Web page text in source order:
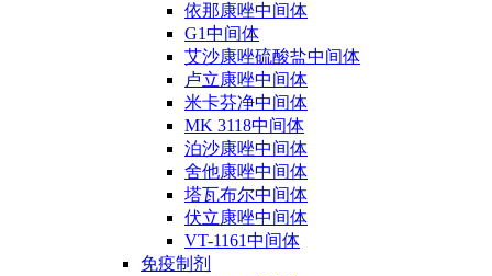
依那康唑中间体
G1中间体
艾沙康唑硫酸盐中间体
卢立康唑中间体
米卡芬净中间体
MK 3118中间体
泊沙康唑中间体
舍他康唑中间体
塔瓦布尔中间体
伏立康唑中间体
VT-1161中间体
免疫制剂